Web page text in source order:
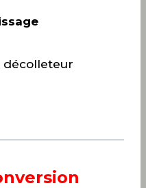
décolleteur